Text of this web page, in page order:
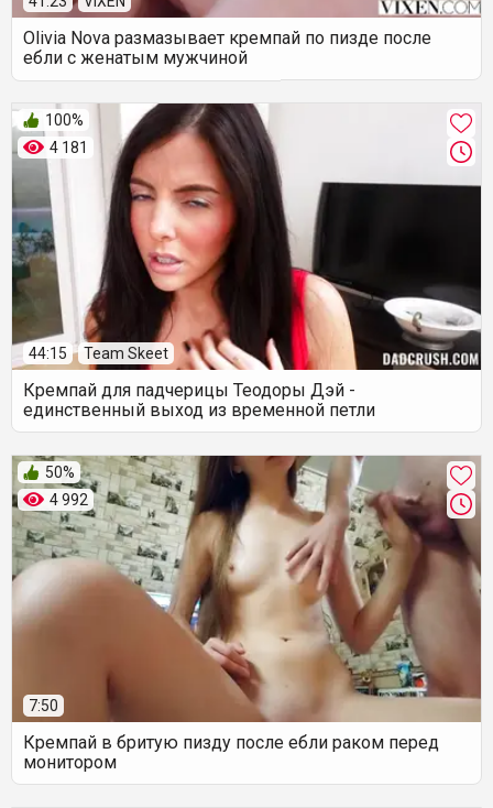
Olivia Nova размазывает кремпай по пизде после
ебли с женатым мужчиной
4 181
100%
44:15 Team Skeet
Кремпай для падчерицы Теодоры Дэй -
единственный выход из временной петли
4 992
50%
7:50
Кремпай в бритую пизду после ебли раком перед
монитором